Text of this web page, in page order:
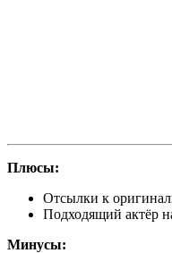
Плюсы:
Отсылки к
Подходящий актёр
Минусы: